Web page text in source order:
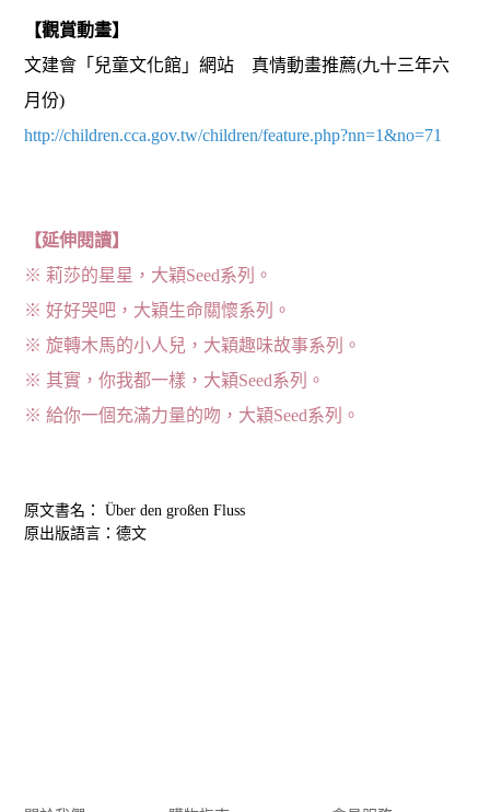
【觀賞動畫】
文建會「兒童文化館」網站 真情動畫推薦(九十三年六
月份)
http://children.cca.gov.tw/children/feature.php?nn=1&no=71
【延伸閱讀】
※ 莉莎的星星，大穎Seed系列。
※ 好好哭吧，大穎生命關懷系列。
※ 旋轉木馬的小人兒，大穎趣味故事系列。
※ 其實，你我都一樣，大穎Seed系列。
※ 給你一個充滿力量的吻，大穎Seed系列。
原文書名： Über den großen Fluss
原出版語言：德文